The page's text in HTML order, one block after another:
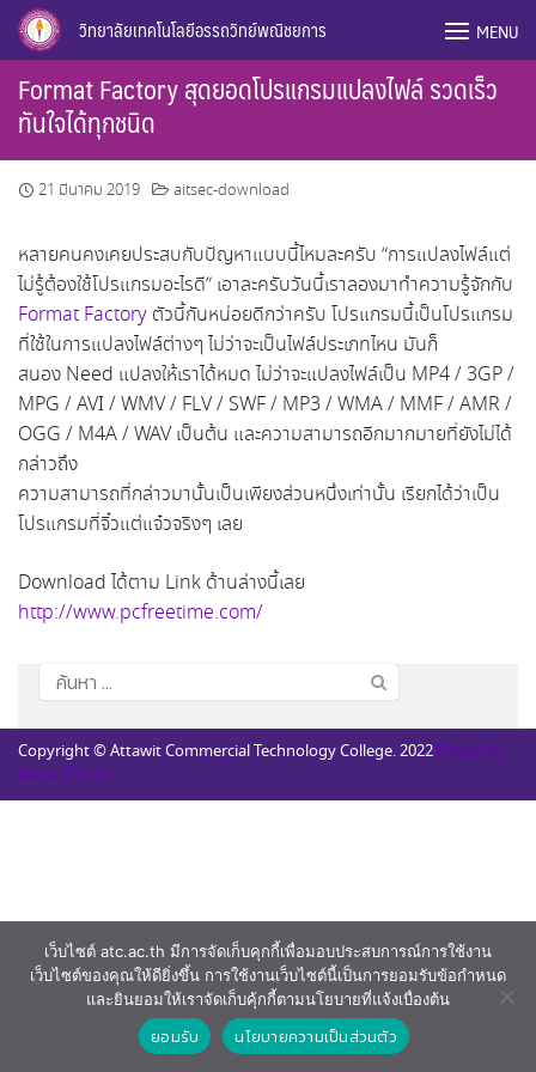
Skip
วิทยาลัยเทคโนโลยีอรรถวิทย์พณิชยการ MENU
Format Factory สุดยอดโปรแกรมแปลงไฟล์ รวดเร็ว
ทันใจได้ทุกชนิด
21 มีนาคม 2019 aitsec-download
หลายคนคงเคยประสบกับปัญหาแบบนี้ไหมละครับ “การแปลงไฟล์แต่
ไม่รู้ต้องใช้โปรแกรมอะไรดี” เอาละครับวันนี้เราลองมาทำความรู้จักกับ
Format Factory ตัวนี้กันหน่อยดีกว่าครับ โปรแกรมนี้เป็นโปรแกรม
ที่ใช้ในการแปลงไฟล์ต่างๆ ไม่ว่าจะเป็นไฟล์ประเภทไหน มันก็
สนอง Need แปลงให้เราได้หมด ไม่ว่าจะแปลงไฟล์เป็น MP4 / 3GP /
MPG / AVI / WMV / FLV / SWF / MP3 / WMA / MMF / AMR /
OGG / M4A / WAV เป็นต้น และความสามารถอีกมากมายที่ยังไม่ได้
กล่าวถึง
ความสามารถที่กล่าวมานั้นเป็นเพียงส่วนหนึ่งเท่านั้น เรียกได้ว่าเป็น
โปรแกรมที่จิ๋วแต่แจ๋วจริงๆ เลย
Download ได้ตาม Link ด้านล่างนี้เลย
http://www.pcfreetime.com/
ค้นหา
สำหรับ:
Copyright © Attawit Commercial Technology College. 2022 Design by
Mana_Potion
เว็บไซต์ atc.ac.th มีการจัดเก็บคุกกี้เพื่อมอบประสบการณ์การใช้งาน
เว็บไซต์ของคุณให้ดียิ่งขึ้น การใช้งานเว็บไซต์นี้เป็นการยอมรับข้อกำหนด
และยินยอมให้เราจัดเก็บคุ้กกี้ตามนโยบายที่แจ้งเบื่องต้น
ยอมรับ นโยบายความเป็นส่วนตัว